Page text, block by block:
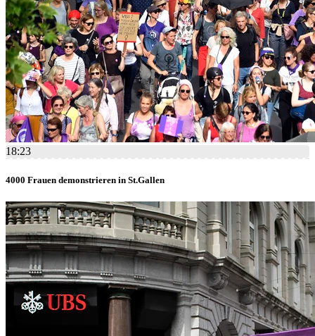
18:23
4000 Frauen demonstrieren in St.Gallen